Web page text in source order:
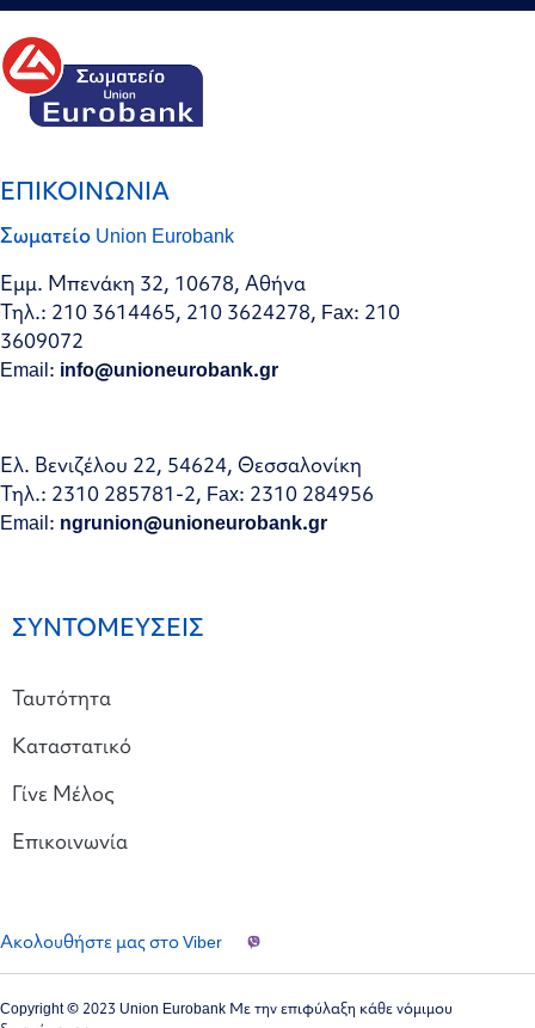
ΕΠΙΚΟΙΝΩΝΙΑ
Σωματείο Union Eurobank
Εμμ. Μπενάκη 32, 10678, Αθήνα
Τηλ.: 210 3614465, 210 3624278, Fax: 210
3609072
Email: info@unioneurobank.gr
Ελ. Βενιζέλου 22, 54624, Θεσσαλονίκη
Τηλ.: 2310 285781-2, Fax: 2310 284956
Email: ngrunion@unioneurobank.gr
ΣΥΝΤΟΜΕΥΣΕΙΣ
Ταυτότητα
Καταστατικό
Γίνε Μέλος
Επικοινωνία
Ακολουθήστε μας στο Viber
Copyright © 2023 Union Eurobank Με την επιφύλαξη κάθε νόμιμου